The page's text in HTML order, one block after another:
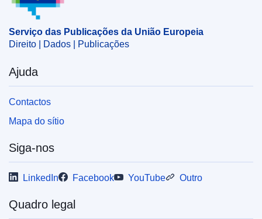
Serviço das Publicações da União Europeia
Direito | Dados | Publicações
Ajuda
Contactos
Mapa do sítio
Siga-nos
LinkedIn Facebook YouTube Outro
Quadro legal